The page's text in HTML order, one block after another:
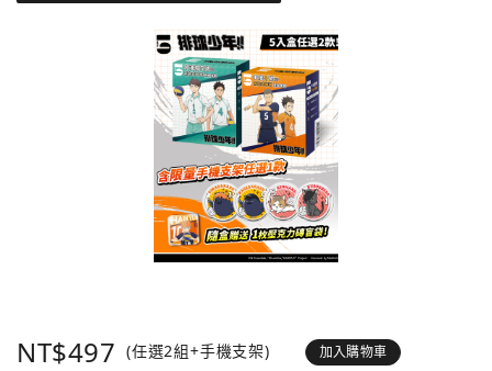
NT$497 (任選2組+手機支架) 加入購物車